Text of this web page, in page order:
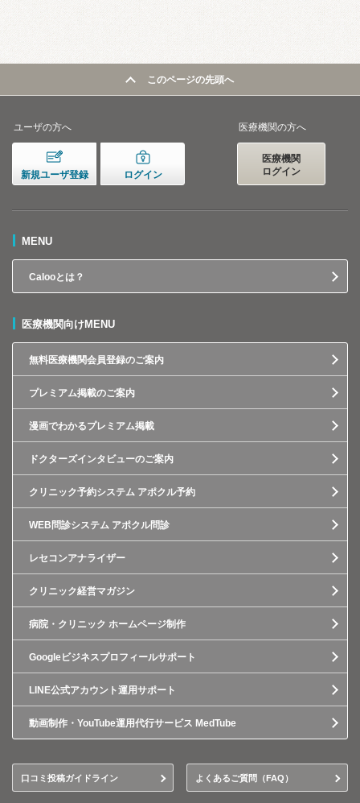
このページの先頭へ
ユーザの方へ
新規ユーザ登録 ログイン
医療機関の方へ
医療機関
ログイン
MENU
Calooとは？
医療機関向けMENU
無料医療機関会員登録のご案内
プレミアム掲載のご案内
漫画でわかるプレミアム掲載
ドクターズインタビューのご案内
クリニック予約システム アポクル予約
WEB問診システム アポクル問診
レセコンアナライザー
クリニック経営マガジン
病院・クリニック ホームページ制作
Googleビジネスプロフィールサポート
LINE公式アカウント運用サポート
動画制作・YouTube運用代行サービス MedTube
口コミ投稿ガイドライン よくあるご質問（FAQ）